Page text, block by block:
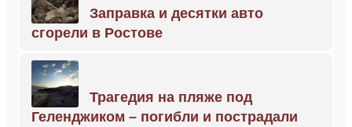
Заправка и десятки авто
сгорели в Ростове
Трагедия на пляже под
Геленджиком – погибли и пострадали